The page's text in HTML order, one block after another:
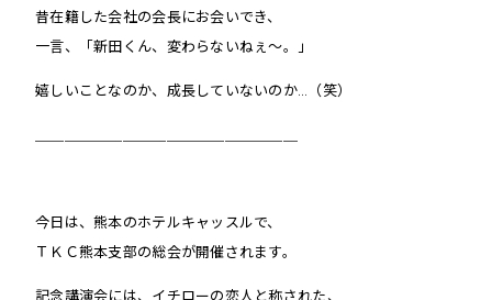
昔在籍した会社の会長にお会いでき、
一言、「新田くん、変わらないねぇ〜。」
嬉しいことなのか、成長していないのか…（笑）
今日は、熊本のホテルキャッスルで、
ＴＫＣ熊本支部の総会が開催されます。
記念講演会には、イチローの恋人と称された、